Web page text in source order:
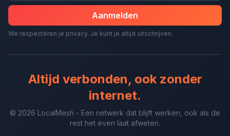
Aanmelden
We respecteren je privacy. Je kunt je altijd uitschrijven.
Altijd verbonden, ook zonder
internet.
© 2026 LocalMesh - Een netwerk dat blijft werken, ook als de
rest het even laat afweten.